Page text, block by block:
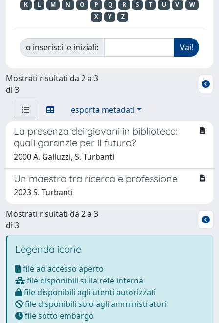
K
L M N O P Q R S T U V
W
X
Y Z
o inserisci le iniziali:
Mostrati risultati da 2 a 3
di 3
esporta metadati
La presenza dei giovani in biblioteca:
quali garanzie per il futuro?
2000 A. Galluzzi, S. Turbanti
Un maestro tra ricerca e professione
2023 S. Turbanti
Mostrati risultati da 2 a 3
di 3
Legenda icone
file ad accesso aperto
file disponibili sulla rete interna
file disponibili agli utenti autorizzati
file disponibili solo agli amministratori
file sotto embargo